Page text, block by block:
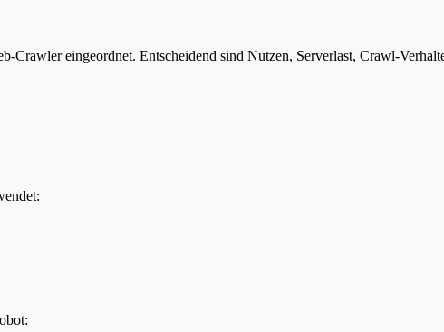
Crawler eingeordnet. Entscheidend sind Nutzen, Serverlast, Crawl-